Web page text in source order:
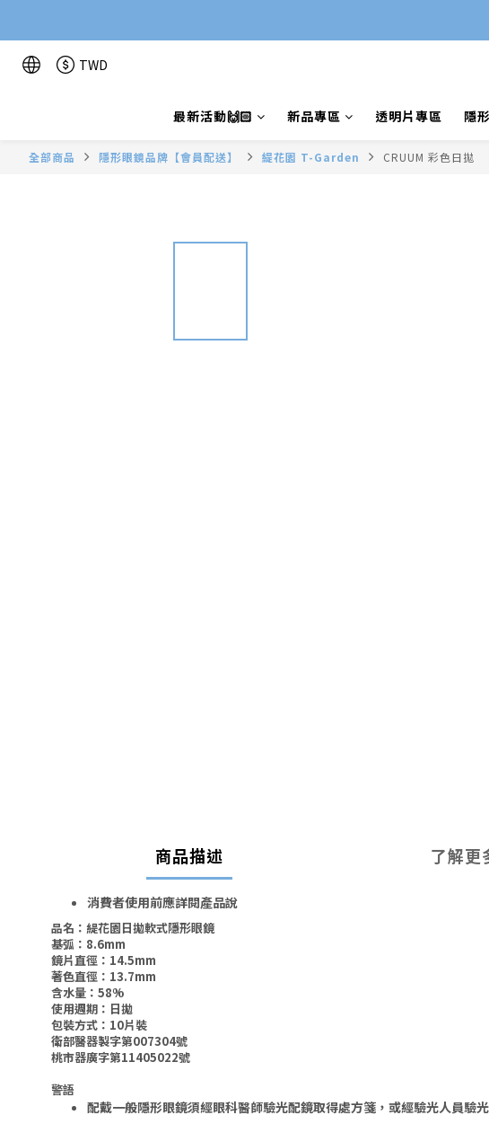
TWD
最新活動🙌🏻 新品專區 透明片專區 隱
全部商品 隱形眼鏡品牌【會員配送】 緹花園 T-Garden CRUUM 彩色日拋
商品描述 了解更
消費者使用前應詳閱產品說
品名：緹花園日拋軟式隱形眼鏡
基弧：8.6mm
鏡片直徑：14.5mm
著色直徑：13.7mm
含水量：58%
使用週期：日拋
包裝方式：10片裝
衛部醫器製字第007304號
桃市器廣字第11405022號
警語
配戴一般隱形眼鏡須經眼科醫師驗光配鏡取得處方箋，或經驗光人員驗